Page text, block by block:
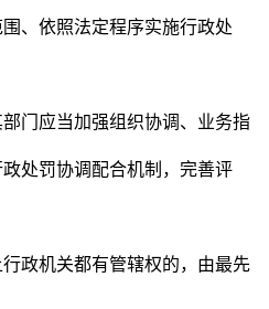
、依照法定程序实施行政处
应当加强组织协调、业务指
处罚协调配合机制，完善评
机关都有管辖权的，由最先